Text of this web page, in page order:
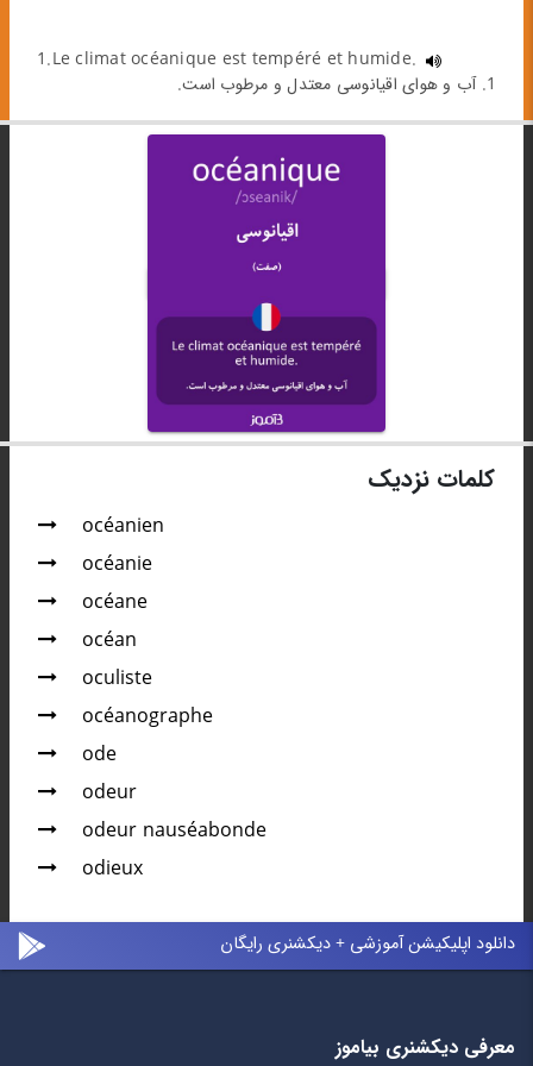
1.Le climat océanique est tempéré et humide.
1. آب و هوای اقیانوسی معتدل و مرطوب است.
کلمات نزدیک
océanien
océanie
océane
océan
oculiste
océanographe
ode
odeur
odeur nauséabonde
odieux
دانلود اپلیکیشن آموزشی + دیکشنری رایگان
معرفی دیکشنری بیاموز